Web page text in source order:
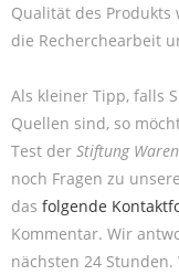
Qualität des
die Recherchearbeit
Als kleiner Tipp, falls
Quellen sind, so
Test der Stiftung
noch Fragen zu
das folgende
Kommentar. Wir
nächsten 24